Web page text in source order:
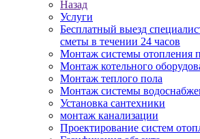
Назад
Услуги
Бесплатный выезд
сметы в течении 24 часов
Монтаж системы отопления
Монтаж котельного
Монтаж теплого пола
Монтаж системы
Установка сантехники
монтаж канализации
Проектирование систем